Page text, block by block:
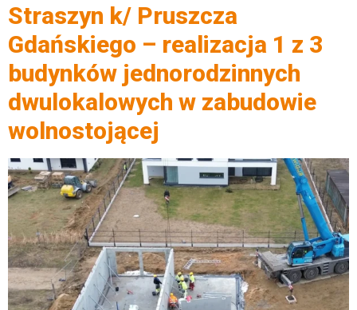
Straszyn k/ Pruszcza
Gdańskiego – realizacja 1 z 3
budynków jednorodzinnych
dwulokalowych w zabudowie
wolnostojącej